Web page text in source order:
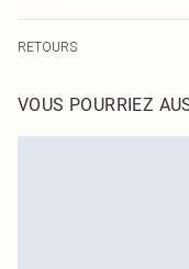
Livraison express France
Jusqu'à 2-3 jours ouvrables
RETOURS
pour nous retourner un
Veuillez noter que nous ne
VOUS POURRIEZ